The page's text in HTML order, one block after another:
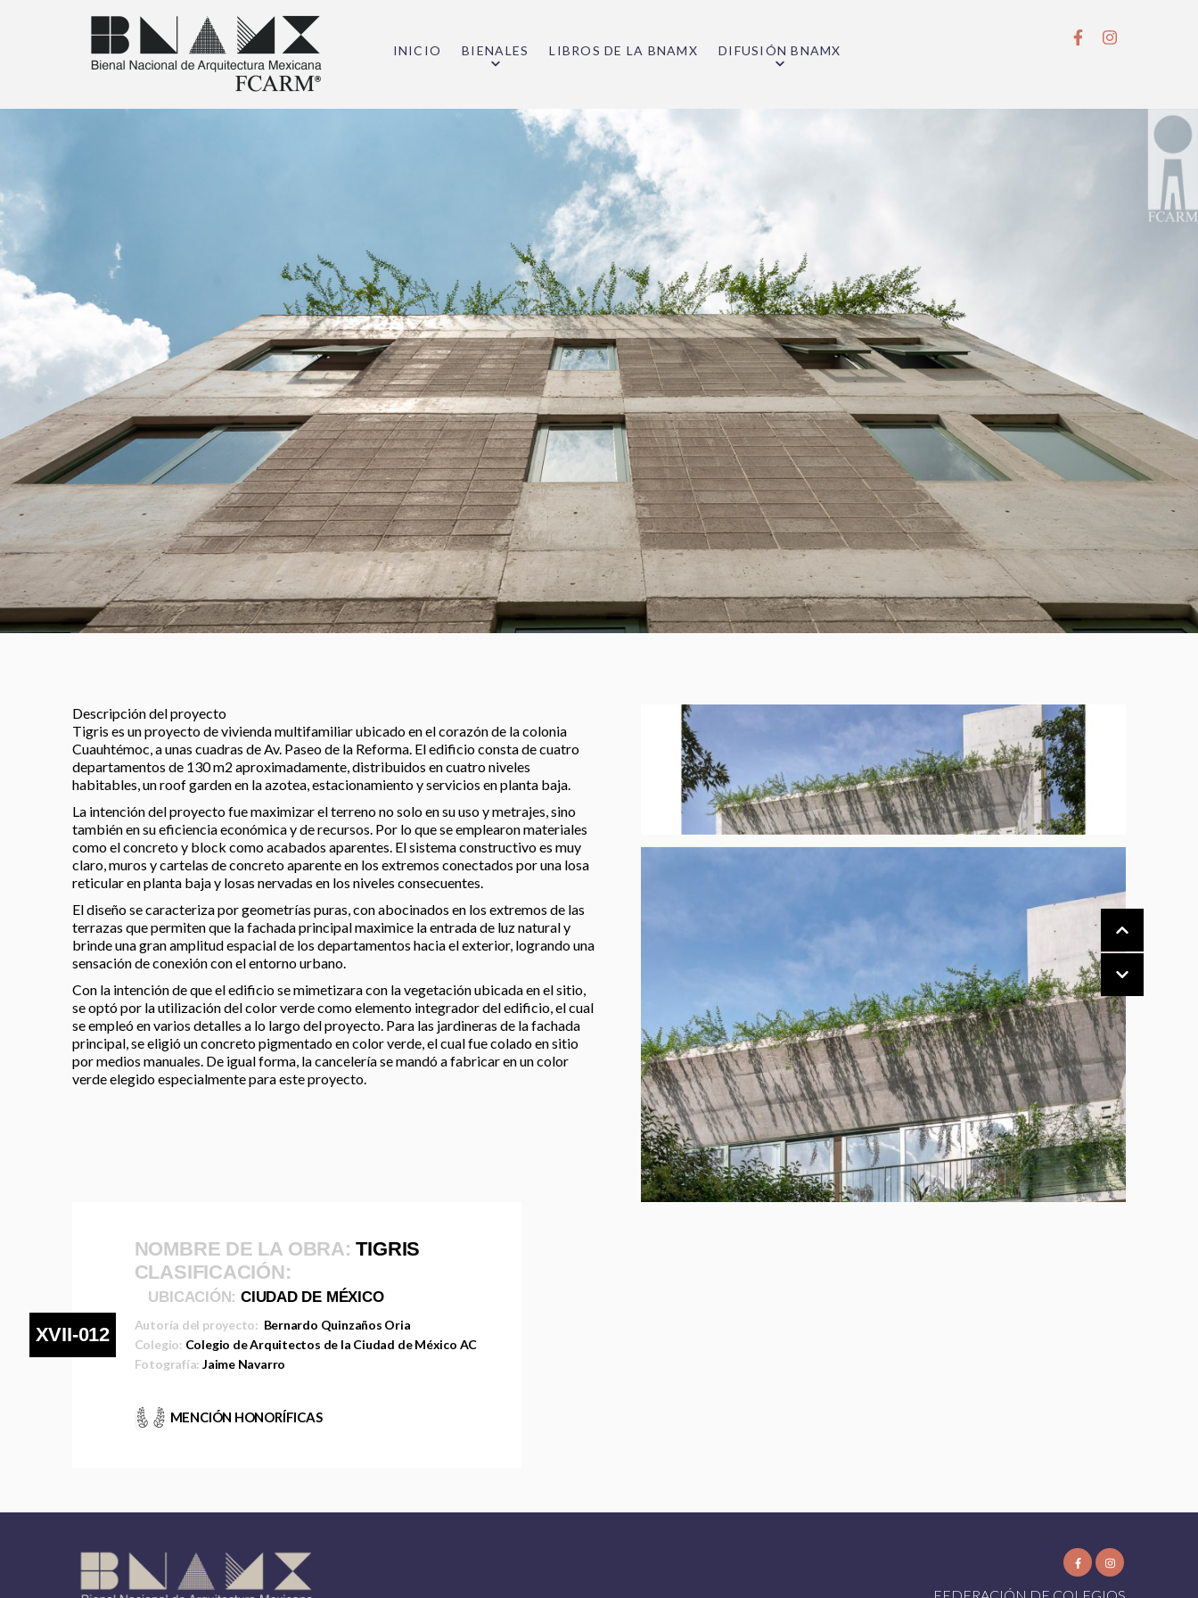
INICIO BIENALES LIBROS DE LA BNAMX DIFUSIÓN BNAMX
Descripción del proyecto
Tigris es un proyecto de vivienda multifamiliar ubicado en el corazón de la colonia
Cuauhtémoc, a unas cuadras de Av. Paseo de la Reforma. El edificio consta de cuatro
departamentos de 130 m2 aproximadamente, distribuidos en cuatro niveles
habitables, un roof garden en la azotea, estacionamiento y servicios en planta baja.
La intención del proyecto fue maximizar el terreno no solo en su uso y metrajes, sino
también en su eficiencia económica y de recursos. Por lo que se emplearon materiales
como el concreto y block como acabados aparentes. El sistema constructivo es muy
claro, muros y cartelas de concreto aparente en los extremos conectados por una losa
reticular en planta baja y losas nervadas en los niveles consecuentes.
El diseño se caracteriza por geometrías puras, con abocinados en los extremos de las
terrazas que permiten que la fachada principal maximice la entrada de luz natural y
brinde una gran amplitud espacial de los departamentos hacia el exterior, logrando una
sensación de conexión con el entorno urbano.
Con la intención de que el edificio se mimetizara con la vegetación ubicada en el sitio,
se optó por la utilización del color verde como elemento integrador del edificio, el cual
se empleó en varios detalles a lo largo del proyecto. Para las jardineras de la fachada
principal, se eligió un concreto pigmentado en color verde, el cual fue colado en sitio
por medios manuales. De igual forma, la cancelería se mandó a fabricar en un color
verde elegido especialmente para este proyecto.
XVII-012
NOMBRE DE LA OBRA:TIGRIS
CLASIFICACIÓN:
UBICACIÓN:CIUDAD DE MÉXICO
Autoría del proyecto: Bernardo Quinzaños Oria
Colegio: Colegio de Arquitectos de la Ciudad de México AC
Fotografía:Jaime Navarro
MENCIÓN HONORÍFICAS